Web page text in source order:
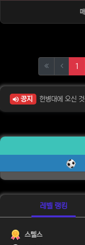
1
공지 헌병대에 오신
레벨 랭킹
스텔스